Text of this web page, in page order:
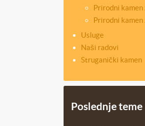
Prirodni
Prirodni
Usluge
Naši radovi
Struganički kamen
Poslednje teme